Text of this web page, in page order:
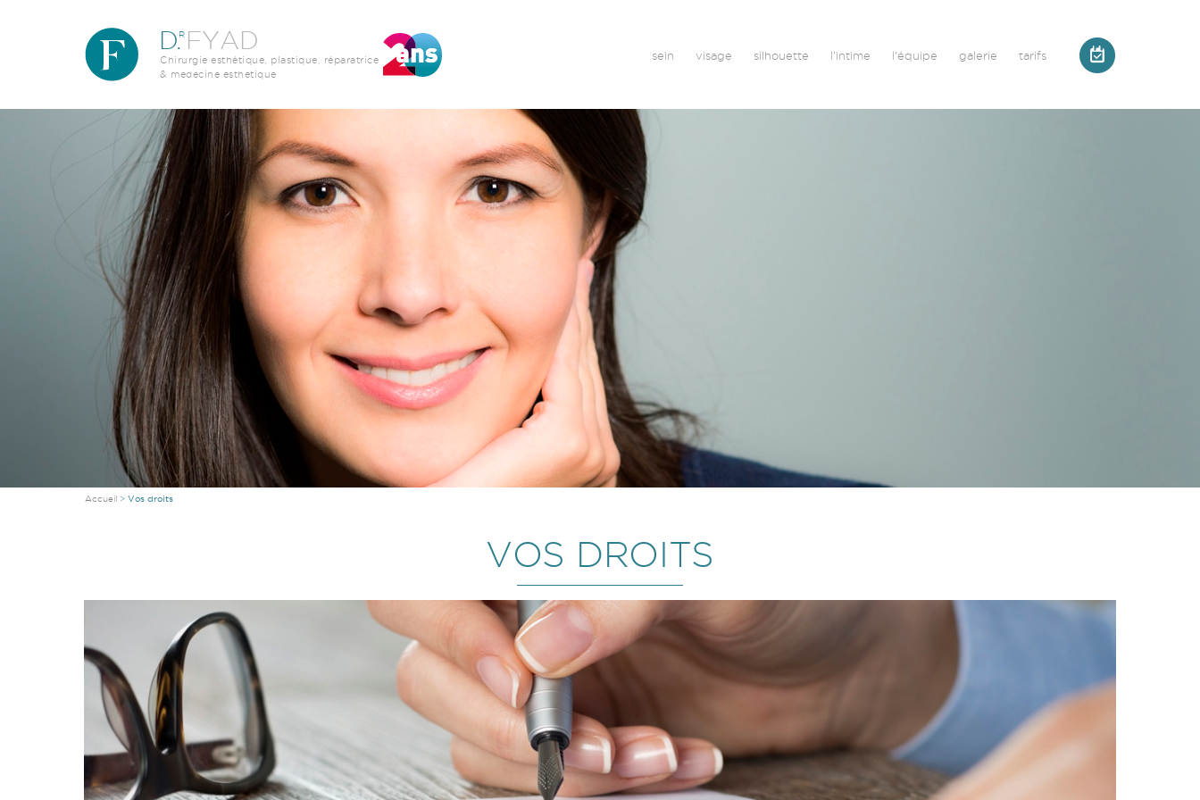
Chirurgie esthétique, plastique, réparatrice
& medecine esthetique
D R
. FYAD
sein visage silhouette l'intime l'équipe galerie tarifs
Image par défaut
Accueil Vos droits
VOS DROITS